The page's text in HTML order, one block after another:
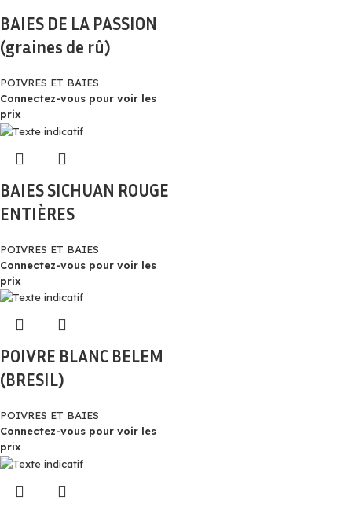
BAIES DE LA PASSION
(graines de rû)
POIVRES ET BAIES
Connectez-vous pour voir les
prix
BAIES SICHUAN ROUGE
ENTIÈRES
POIVRES ET BAIES
Connectez-vous pour voir les
prix
POIVRE BLANC BELEM
(BRESIL)
POIVRES ET BAIES
Connectez-vous pour voir les
prix